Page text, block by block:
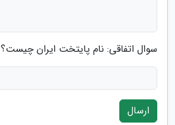
سوال اتفاقی: نام پایتخت ایران چیست؟
ارسال